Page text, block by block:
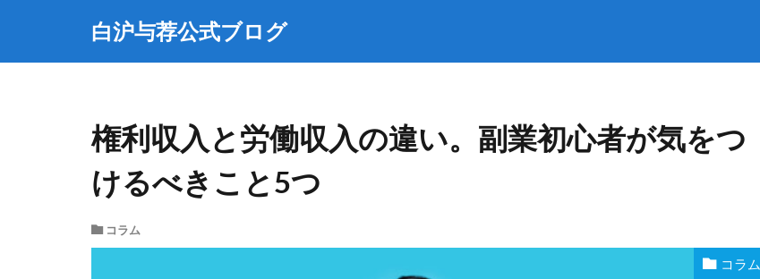
白沪与荐公式ブログ
権利収入と労働収入の違い。副業初心者が気をつ
けるべきこと5つ
コラム
コラム